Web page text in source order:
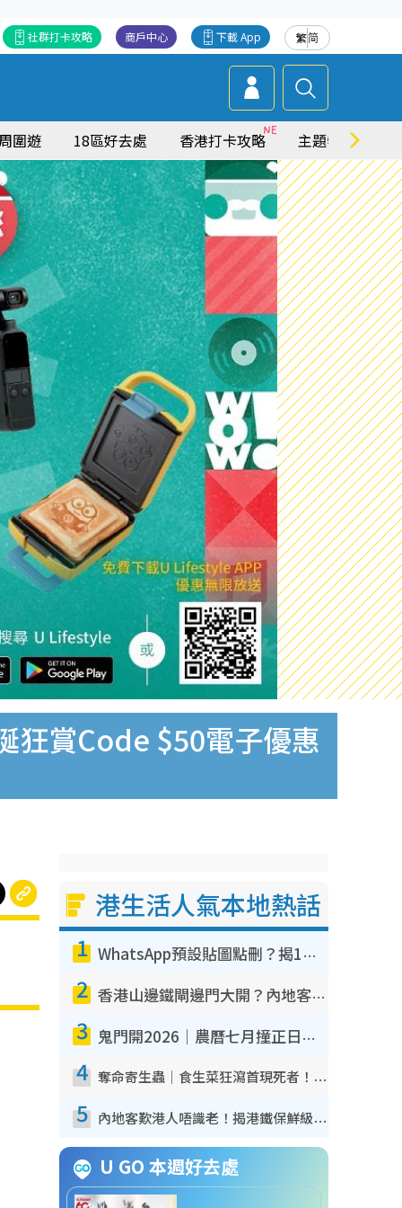
繁简
下載 App
商戶中心
社群打卡攻略
圍遊 18區好去處 香港打卡攻略 主題特集
狂賞Code $50電子優惠
港生活人氣本地熱話
1 WhatsApp預設貼圖點刪？揭1招「反向操作」還原簡潔介面 附3步實測教學
2 香港山邊鐵閘邊門大開？內地客困惑意義何在！網民神回覆：呢種叫法理性防禦
3 鬼門開2026｜農曆七月撞正日全食特別邪？專家警告切忌做一事！揭4大禁忌+2招保平安
4 奪命寄生蟲｜食生菜狂瀉首現死者！疫潮惡化錄1.8萬宗病例 揭洗菜3大謬誤
5 內地客歎港人唔識老！揭港鐵保鮮級冷氣 港人求放過：咪投訴
U GO 本週好去處